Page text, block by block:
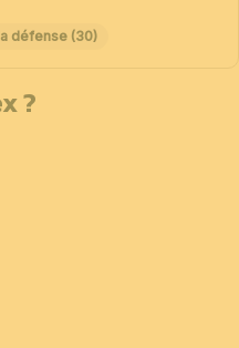
défense (30)
?